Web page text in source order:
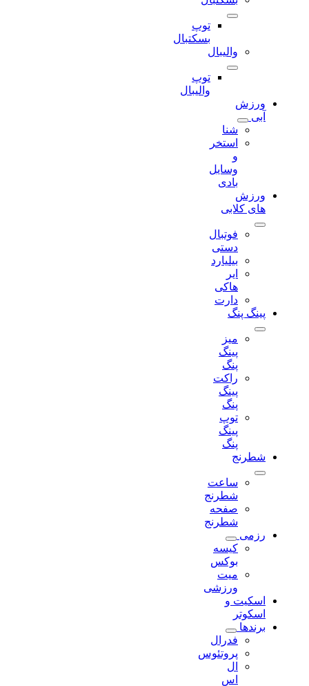
توپ
بسکتبال
والیبال
توپ
والیبال
ورزش
شنا
استخر
وسایل
ورزش
های کلابی
فوتبال
دستی
بیلیارد
دارت
پینگ پنگ
میز
راکت
توپ
شطرنج
ساعت
شطرنج
صفحه
شطرنج
رزمی
کیسه
بوکس
میت
ورزشی
اسکیت و
اسکوتر
برندها
فدرال
پروتئوس